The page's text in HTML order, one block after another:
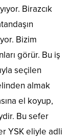
Birazcık
Bizim
görür. Bu iş
seçilen
almak
el koyup,
Bu sefer
YSK eliyle adli